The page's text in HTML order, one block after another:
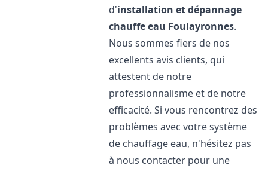
d'installation et dépannage
chauffe eau Foulayronnes.
Nous sommes fiers de nos
excellents avis clients, qui
attestent de notre
professionnalisme et de notre
efficacité. Si vous rencontrez des
problèmes avec votre système
de chauffage eau, n'hésitez pas
à nous contacter pour une